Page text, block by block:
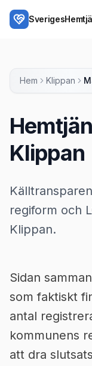
Hoppa till
Hem Klippan
Klippan
regiform och
Klippan.
Sidan
som faktiskt
antal
kommunens
att dra